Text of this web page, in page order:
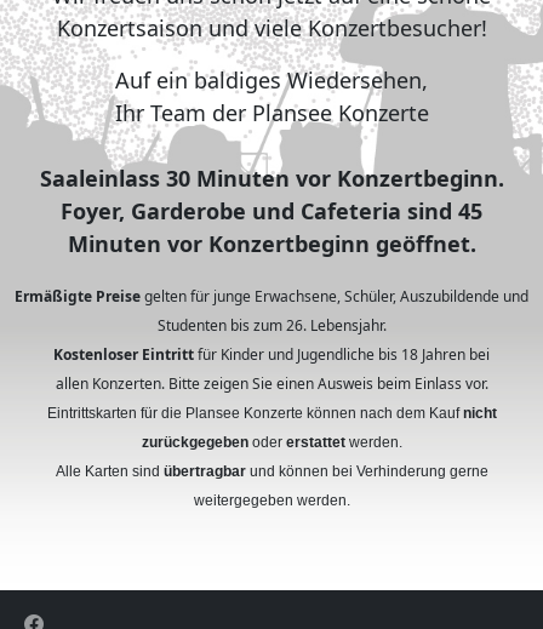
Konzertsaison und viele Konzertbesucher!
Auf ein baldiges Wiedersehen,
Ihr Team der Plansee Konzerte
Saaleinlass 30 Minuten vor Konzertbeginn.
Foyer, Garderobe und Cafeteria sind 45
Minuten vor Konzertbeginn geöffnet.
Ermäßigte Preisegelten für junge Erwachsene, Schüler, Auszubildende und
Studenten bis zum 26. Lebensjahr.
Kostenloser Eintrittfür Kinder und Jugendliche bis 18 Jahren bei
allen Konzerten. Bitte zeigen Sie einen Ausweis beim Einlass vor.
Eintrittskarten für die Plansee Konzerte können nach dem Kaufnicht
zurückgegebenoder erstattetwerden.
Alle Karten sind übertragbarund können bei Verhinderung gerne
weitergegeben werden.